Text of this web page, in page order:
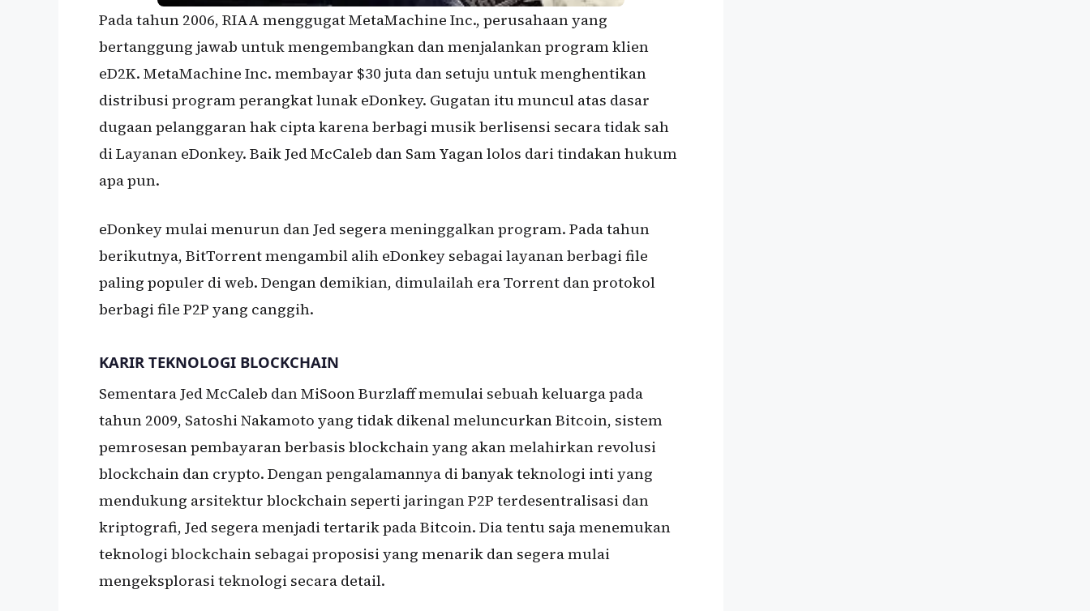
Pada tahun 2006, RIAA menggugat MetaMachine Inc., perusahaan yang
bertanggung jawab untuk mengembangkan dan menjalankan program klien
eD2K. MetaMachine Inc. membayar $30 juta dan setuju untuk menghentikan
distribusi program perangkat lunak eDonkey. Gugatan itu muncul atas dasar
dugaan pelanggaran hak cipta karena berbagi musik berlisensi secara tidak sah
di Layanan eDonkey. Baik Jed McCaleb dan Sam Yagan lolos dari tindakan hukum
apa pun.
eDonkey mulai menurun dan Jed segera meninggalkan program. Pada tahun
berikutnya, BitTorrent mengambil alih eDonkey sebagai layanan berbagi file
paling populer di web. Dengan demikian, dimulailah era Torrent dan protokol
berbagi file P2P yang canggih.
KARIR TEKNOLOGI BLOCKCHAIN
Sementara Jed McCaleb dan MiSoon Burzlaff memulai sebuah keluarga pada
tahun 2009, Satoshi Nakamoto yang tidak dikenal meluncurkan Bitcoin, sistem
pemrosesan pembayaran berbasis blockchain yang akan melahirkan revolusi
blockchain dan crypto. Dengan pengalamannya di banyak teknologi inti yang
mendukung arsitektur blockchain seperti jaringan P2P terdesentralisasi dan
kriptografi, Jed segera menjadi tertarik pada Bitcoin. Dia tentu saja menemukan
teknologi blockchain sebagai proposisi yang menarik dan segera mulai
mengeksplorasi teknologi secara detail.